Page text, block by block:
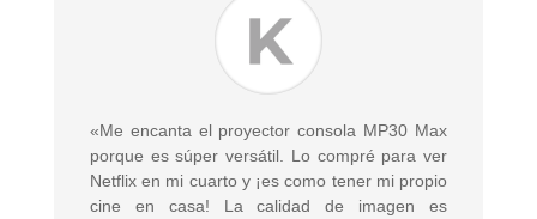
«Me encanta el proyector consola MP30 Max
porque es súper versátil. Lo compré para ver
Netflix en mi cuarto y ¡es como tener mi propio
cine en casa! La calidad de imagen es